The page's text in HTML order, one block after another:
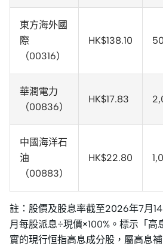
東方海外國
際
（00316）
HK$138.10
華潤電力
（00836）
HK$17.83
中國海洋石
油
（00883）
HK$22.80
註：股價及股息率截至2026年7月
月每股派息÷現價×100%。標示「高
實的現行恒指高息成分股，屬高息